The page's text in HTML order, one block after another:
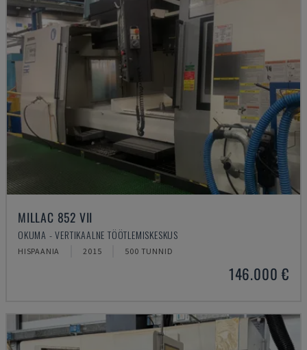
MILLAC 852 VII
OKUMA - VERTIKAALNE TÖÖTLEMISKESKUS
HISPAANIA 2015 500 TUNNID
146.000 €